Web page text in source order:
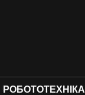
РОБОТОТЕХНІКА